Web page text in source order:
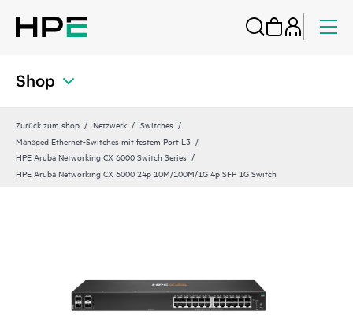
Shop
Zurück zum shop Netzwerk
Switches
Managed Ethernet-Switches mit festem Port L3
HPE Aruba Networking CX 6000 Switch Series
HPE Aruba Networking CX 6000 24p 10M/100M/1G 4p SFP 1G Switch